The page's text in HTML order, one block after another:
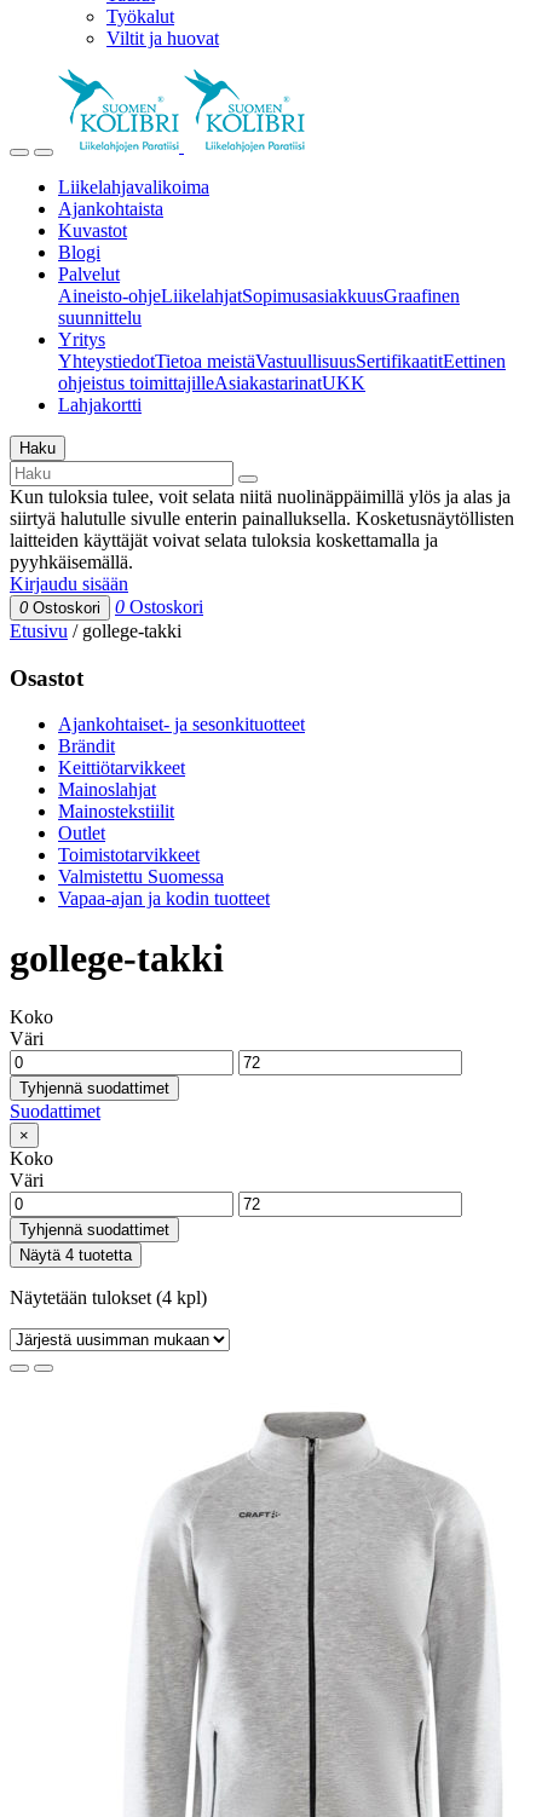
Työkalut
Viltit ja huovat
Liikelahjavalikoima
Ajankohtaista
Kuvastot
Blogi
Palvelut
Aineisto-ohjeLiikelahjatSopimusasiakkuusGraafinen
suunnittelu
Yritys
YhteystiedotTietoa meistäVastuullisuusSertifikaatitEettinen
ohjeistus toimittajilleAsiakastarinatUKK
Lahjakortti
Haku
Kun tuloksia tulee, voit selata niitä nuolinäppäimillä ylös ja alas ja
siirtyä halutulle sivulle enterin painalluksella. Kosketusnäytöllisten
laitteiden käyttäjät voivat selata tuloksia koskettamalla ja
pyyhkäisemällä.
Kirjaudu sisään
0 Ostoskori 0 Ostoskori
Etusivu / gollege-takki
Osastot
Ajankohtaiset- ja sesonkituotteet
Brändit
Keittiötarvikkeet
Mainoslahjat
Mainostekstiilit
Outlet
Toimistotarvikkeet
Valmistettu Suomessa
Vapaa-ajan ja kodin tuotteet
gollege-takki
Koko
Väri
Tyhjennä suodattimet
Suodattimet
×
Koko
Väri
Tyhjennä suodattimet
Näytä 4 tuotetta
Näytetään tulokset (4 kpl)